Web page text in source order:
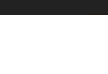
синевы вод озера